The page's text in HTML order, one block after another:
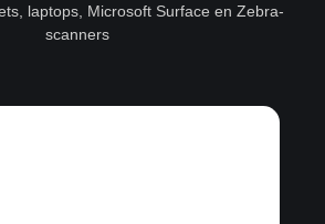
laptops, Microsoft Surface en Zebra-
scanners